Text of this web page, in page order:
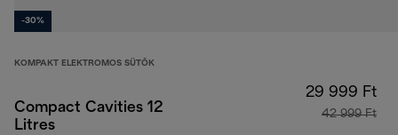
-30%
KOMPAKT ELEKTROMOS SÜTŐK
Compact Cavities 12
Litres
29 999 Ft
42 999 Ft